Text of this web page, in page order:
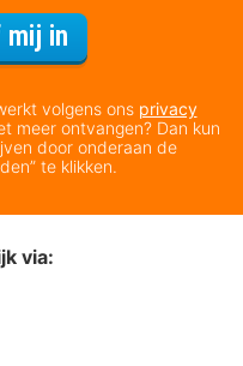
in
volgens ons privacy
meer ontvangen? Dan kun
door onderaan de
te klikken.
via: